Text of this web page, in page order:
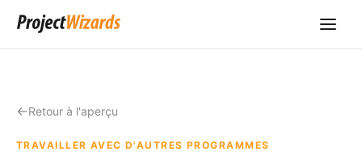
Retour à l'aperçu
TRAVAILLER AVEC D'AUTRES PROGRAMMES